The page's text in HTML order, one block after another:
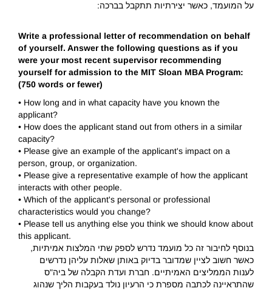
על המועמד, כאשר יצירתיות תתקבל בברכה:
Write a professional letter of recommendation on behalf
of yourself. Answer the following questions as if you
were your most recent supervisor recommending
yourself for admission to the MIT Sloan MBA Program:
(750 words or fewer)
• How long and in what capacity have you known the
applicant?
• How does the applicant stand out from others in a similar
capacity?
• Please give an example of the applicant's impact on a
person, group, or organization.
• Please give a representative example of how the applicant
interacts with other people.
• Which of the applicant's personal or professional
characteristics would you change?
• Please tell us anything else you think we should know about
this applicant.
בנוסף לחיבור זה כל מועמד נדרש לספק שתי המלצות אמיתיות,
כאשר חשוב לציין שמדובר בדיוק באותן שאלות עליהן נדרשים
לענות הממליצים האמיתיים. חברת ועדת הקבלה של ביה"ס
שהתראיינה לכתבה מספרת כי הרעיון נולד בעקבות הליך שנהוג